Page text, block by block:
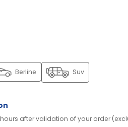
Berline Suv
after validation of your order